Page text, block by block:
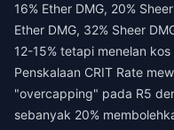
16% Ether DMG, 20%
Ether DMG, 32% Sheer
12-15% tetapi menelan
Penskalaan CRIT Rate
"overcapping" pada R5
sebanyak 20%